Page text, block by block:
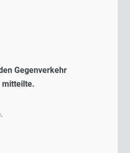
Gegenverkehr
mitteilte.